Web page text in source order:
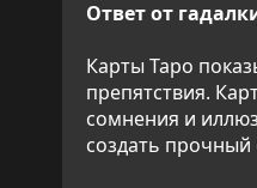
Ответ от
Карты Таро
препятствия.
сомнения и
создать прочный